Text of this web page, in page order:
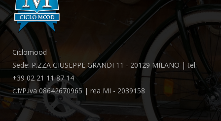
Ciclomood
Sede: P.ZZA GIUSEPPE GRANDI 11 - 20129 MILANO | tel:
+39 02 21 11 87 14
c.f/P.iva 08642670965 | rea MI - 2039158